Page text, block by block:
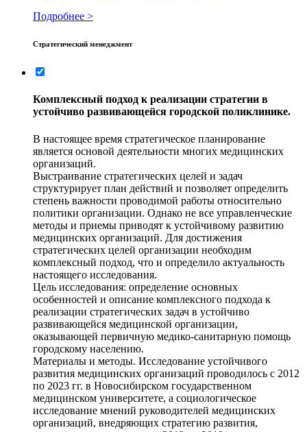
Подробнее >
Стратегический менеджмент
Комплексный подход к реализации стратегии в
устойчиво развивающейся городской поликлинике.
В настоящее время стратегическое планирование
является основой деятельности многих медицинских
организаций.
Выстраивание стратегических целей и задач
структурирует план действий и позволяет определить
степень важности проводимой работы относительно
политики организации. Однако не все управленческие
методы и приемы приводят к устойчивому развитию
медицинских организаций. Для достижения
стратегических целей организации необходим
комплексный подход, что и определило актуальность
настоящего исследования.
Цель исследования: определение основных
особенностей и описание комплексного подхода к
реализации стратегических задач в устойчиво
развивающейся медицинской организации,
оказывающей первичную медико-санитарную помощь
городскому населению.
Материалы и методы. Исследование устойчивого
развития медицинских организаций проводилось с 2012
по 2023 гг. в Новосибирском государственном
медицинском университете, а социологическое
исследование мнений руководителей медицинских
организаций, внедряющих стратегию развития,